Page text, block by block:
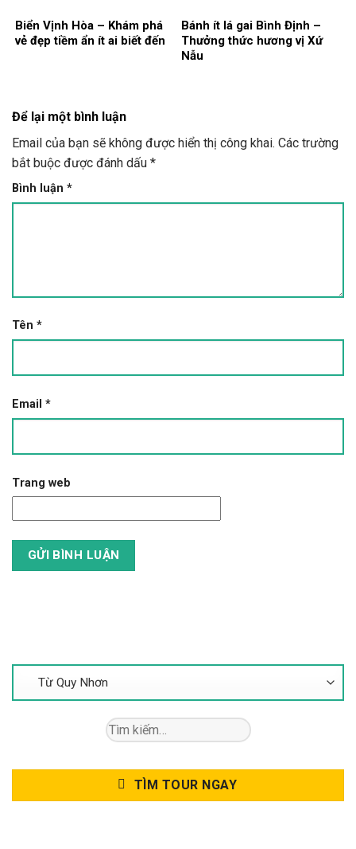
Biển Vịnh Hòa – Khám phá
vẻ đẹp tiềm ẩn ít ai biết đến
Bánh ít lá gai Bình Định –
Thưởng thức hương vị Xứ
Nẫu
Để lại một bình luận
Email của bạn sẽ không được hiển thị công khai. Các trường
bắt buộc được đánh dấu *
Bình luận *
Tên *
Email *
Trang web
TÌM TOUR NGAY